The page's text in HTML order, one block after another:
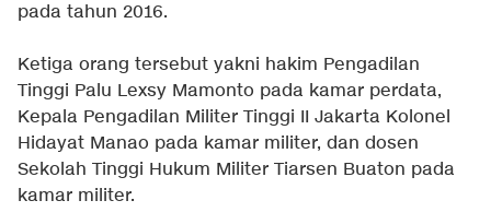
pada tahun 2016.
Ketiga orang tersebut yakni hakim Pengadilan
Tinggi Palu Lexsy Mamonto pada kamar perdata,
Kepala Pengadilan Militer Tinggi II Jakarta Kolonel
Hidayat Manao pada kamar militer, dan dosen
Sekolah Tinggi Hukum Militer Tiarsen Buaton pada
kamar militer.